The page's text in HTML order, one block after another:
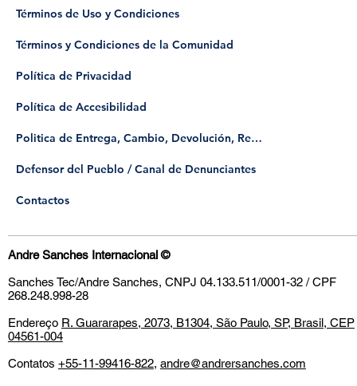
Términos de Uso y Condiciones
Términos y Condiciones de la Comunidad
Política de Privacidad
Política de Accesibilidad
Politica de Entrega, Cambio, Devolución, Reembolso
​Defensor del Pueblo / Canal de Denunciantes
Contactos
Andre Sanches Internacional©
Sanches Tec/Andre Sanches, CNPJ 04.133.511/0001-32 / CPF
268.248.998-28
Endereço R. Guararapes, 2073, B1304, São Paulo, SP, Brasil, CEP
04561-004
Contatos +55-11-99416-822, andre@andrersanches.com